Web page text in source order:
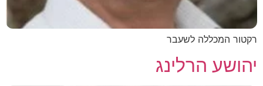
רקטור המכללה לשעבר
יהושע הרלינג